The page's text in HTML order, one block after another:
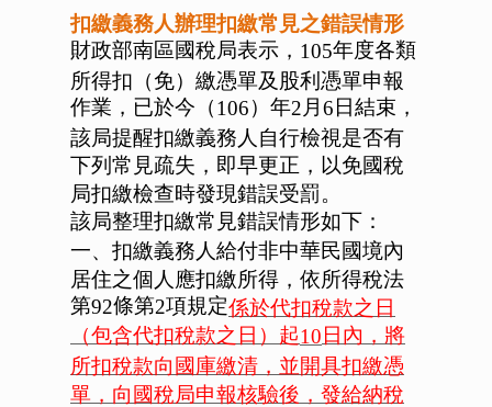
扣繳義務人辦理扣繳常見之錯誤情形
財政部南區國稅局表示， 105年度各類
所得扣（免）繳憑單及股利憑單申報
作業，已於今（106）年2 月 6 日結束，
該局提醒扣繳義務人自行檢視是否有
下列常見疏失，即早更正，以免國稅
局扣繳檢查時發現錯誤受罰。
該局整理扣繳常見錯誤情形如下：
一、扣繳義務人給付非中華民國境內
居住之個人應扣繳所得，依所得稅法
第92條第2項規定係於代扣稅款之日
（包含代扣稅款之日）起10日內，將
所扣稅款向國庫繳清，並開具扣繳憑
單，向國稅局申報核驗後，發給納稅